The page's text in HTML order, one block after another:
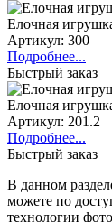
Елочная
Артикул: 300
Подробнее...
Быстрый заказ
Елочная
Артикул: 201.2
Подробнее...
Быстрый заказ
В данном
можете по
технологии